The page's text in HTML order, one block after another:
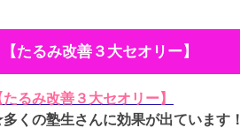
【たるみ改善３大セオリー】
たるみ改善３大セオリー】
くの塾生さんに効果が出ています！